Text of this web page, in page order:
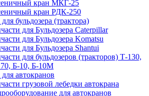
кран МКГ-25
кран РДК-250
бульдозера (трактора)
для Бульдозера Caterpillar
для Бульдозера Komatsu
для Бульдозера Shantui
для бульдозеров (тракторов) Т-130,
Б-10, Б-10М
автокранов
грузовой лебедки автокрана
для автокранов